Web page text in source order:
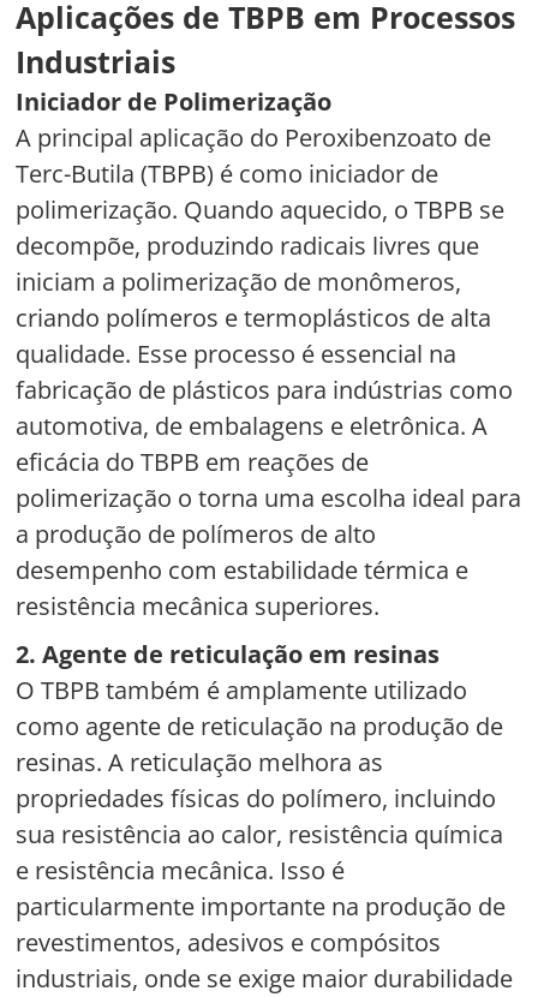
Aplicações de TBPB em Processos
Industriais
Iniciador de Polimerização
A principal aplicação do Peroxibenzoato de
Terc-Butila (TBPB) é como iniciador de
polimerização. Quando aquecido, o TBPB se
decompõe, produzindo radicais livres que
iniciam a polimerização de monômeros,
criando polímeros e termoplásticos de alta
qualidade. Esse processo é essencial na
fabricação de plásticos para indústrias como
automotiva, de embalagens e eletrônica. A
eficácia do TBPB em reações de
polimerização o torna uma escolha ideal para
a produção de polímeros de alto
desempenho com estabilidade térmica e
resistência mecânica superiores.
2. Agente de reticulação em resinas
O TBPB também é amplamente utilizado
como agente de reticulação na produção de
resinas. A reticulação melhora as
propriedades físicas do polímero, incluindo
sua resistência ao calor, resistência química
e resistência mecânica. Isso é
particularmente importante na produção de
revestimentos, adesivos e compósitos
industriais, onde se exige maior durabilidade